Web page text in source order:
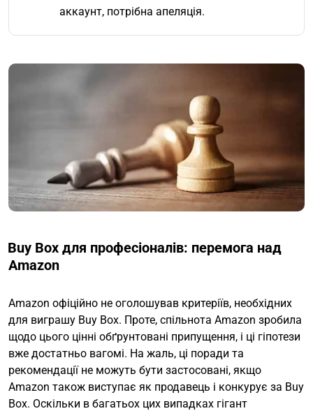
аккаунт, потрібна апеляція.
Buy Box для професіоналів: перемога над
Amazon
Amazon офіційно не оголошував критеріїв, необхідних
для виграшу Buy Box. Проте, спільнота Amazon зробила
щодо цього цінні обґрунтовані припущення, і ці гіпотези
вже достатньо вагомі. На жаль, ці поради та
рекомендації не можуть бути застосовані, якщо
Amazon також виступає як продавець і конкурує за Buy
Box. Оскільки в багатьох цих випадках гігант